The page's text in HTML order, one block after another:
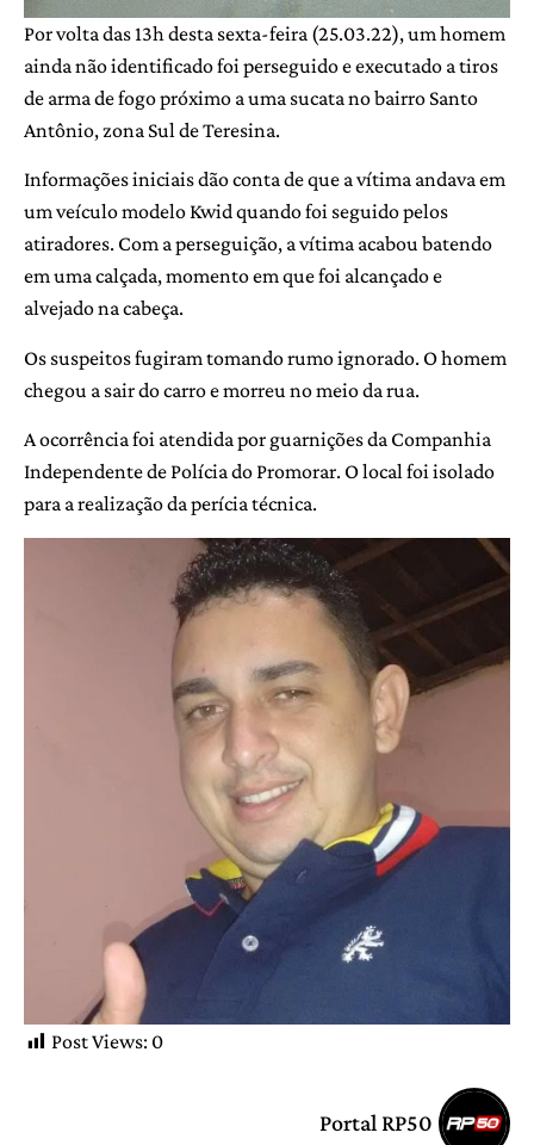
Por volta das 13h desta sexta-feira (25.03.22), um homem
ainda não identificado foi perseguido e executado a tiros
de arma de fogo próximo a uma sucata no bairro Santo
Antônio, zona Sul de Teresina.
Informações iniciais dão conta de que a vítima andava em
um veículo modelo Kwid quando foi seguido pelos
atiradores. Com a perseguição, a vítima acabou batendo
em uma calçada, momento em que foi alcançado e
alvejado na cabeça.
Os suspeitos fugiram tomando rumo ignorado. O homem
chegou a sair do carro e morreu no meio da rua.
A ocorrência foi atendida por guarnições da Companhia
Independente de Polícia do Promorar. O local foi isolado
para a realização da perícia técnica.
Post Views: 0
Portal RP50